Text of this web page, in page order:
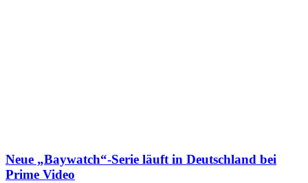
Neue „Baywatch“-Serie läuft in Deutschland bei
Prime Video